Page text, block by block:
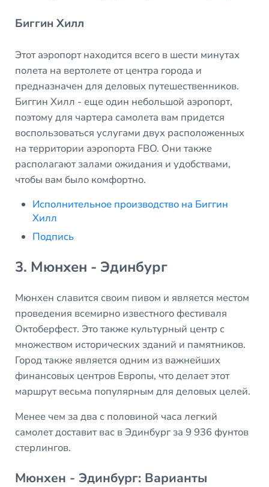
Биггин Хилл
Этот аэропорт находится всего в шести минутах
полета на вертолете от центра города и
предназначен для деловых путешественников.
Биггин Хилл - еще один небольшой аэропорт,
поэтому для чартера самолета вам придется
воспользоваться услугами двух расположенных
на территории аэропорта FBO. Они также
располагают залами ожидания и удобствами,
чтобы вам было комфортно.
Исполнительное производство на Биггин
Хилл
Подпись
3. Мюнхен - Эдинбург
Мюнхен славится своим пивом и является местом
проведения всемирно известного фестиваля
Октоберфест. Это также культурный центр с
множеством исторических зданий и памятников.
Город также является одним из важнейших
финансовых центров Европы, что делает этот
маршрут весьма популярным для деловых целей.
Менее чем за два с половиной часа легкий
самолет доставит вас в Эдинбург за 9 936 фунтов
стерлингов.
Мюнхен - Эдинбург: Варианты